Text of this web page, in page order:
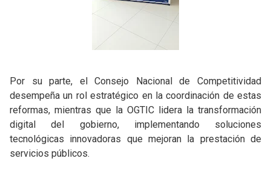
Por su parte, el Consejo Nacional de Competitividad
desempeña un rol estratégico en la coordinación de estas
reformas, mientras que la OGTIC lidera la transformación
digital del gobierno, implementando soluciones
tecnológicas innovadoras que mejoran la prestación de
servicios públicos.